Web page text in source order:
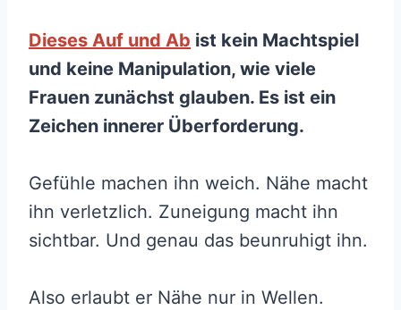
Dieses Auf und Ab ist kein Machtspiel
und keine Manipulation, wie viele
Frauen zunächst glauben. Es ist ein
Zeichen innerer Überforderung.
Gefühle machen ihn weich. Nähe macht
ihn verletzlich. Zuneigung macht ihn
sichtbar. Und genau das beunruhigt ihn.
Also erlaubt er Nähe nur in Wellen.